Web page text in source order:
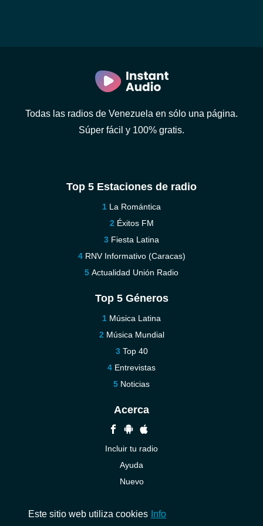
Todas las radios de Venezuela en sólo una página.
Súper fácil y 100% gratis.
Top 5 Estaciones de radio
La Romántica
Éxitos FM
Fiesta Latina
RNV Informativo (Caracas)
Actualidad Unión Radio
Top 5 Géneros
Música Latina
Música Mundial
Top 40
Entrevistas
Noticias
Acerca
Incluir tu radio
Ayuda
Nuevo
Este sitio web utiliza cookies Info